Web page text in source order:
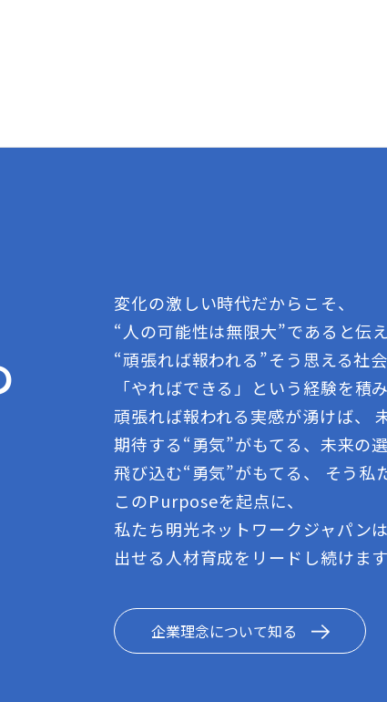
変化の激しい時代だからこそ、
“人の可能性は無限大”であると伝え
“頑張れば報われる”そう思える社
「やればできる」という経験を積み
頑張れば報われる実感が湧けば、
期待する“勇気”がもてる、未来の
飛び込む“勇気”がもてる、 そう私
このPurposeを起点に、
私たち明光ネットワークジャパン
出せる人材育成をリードし続けます
企業理念について知る